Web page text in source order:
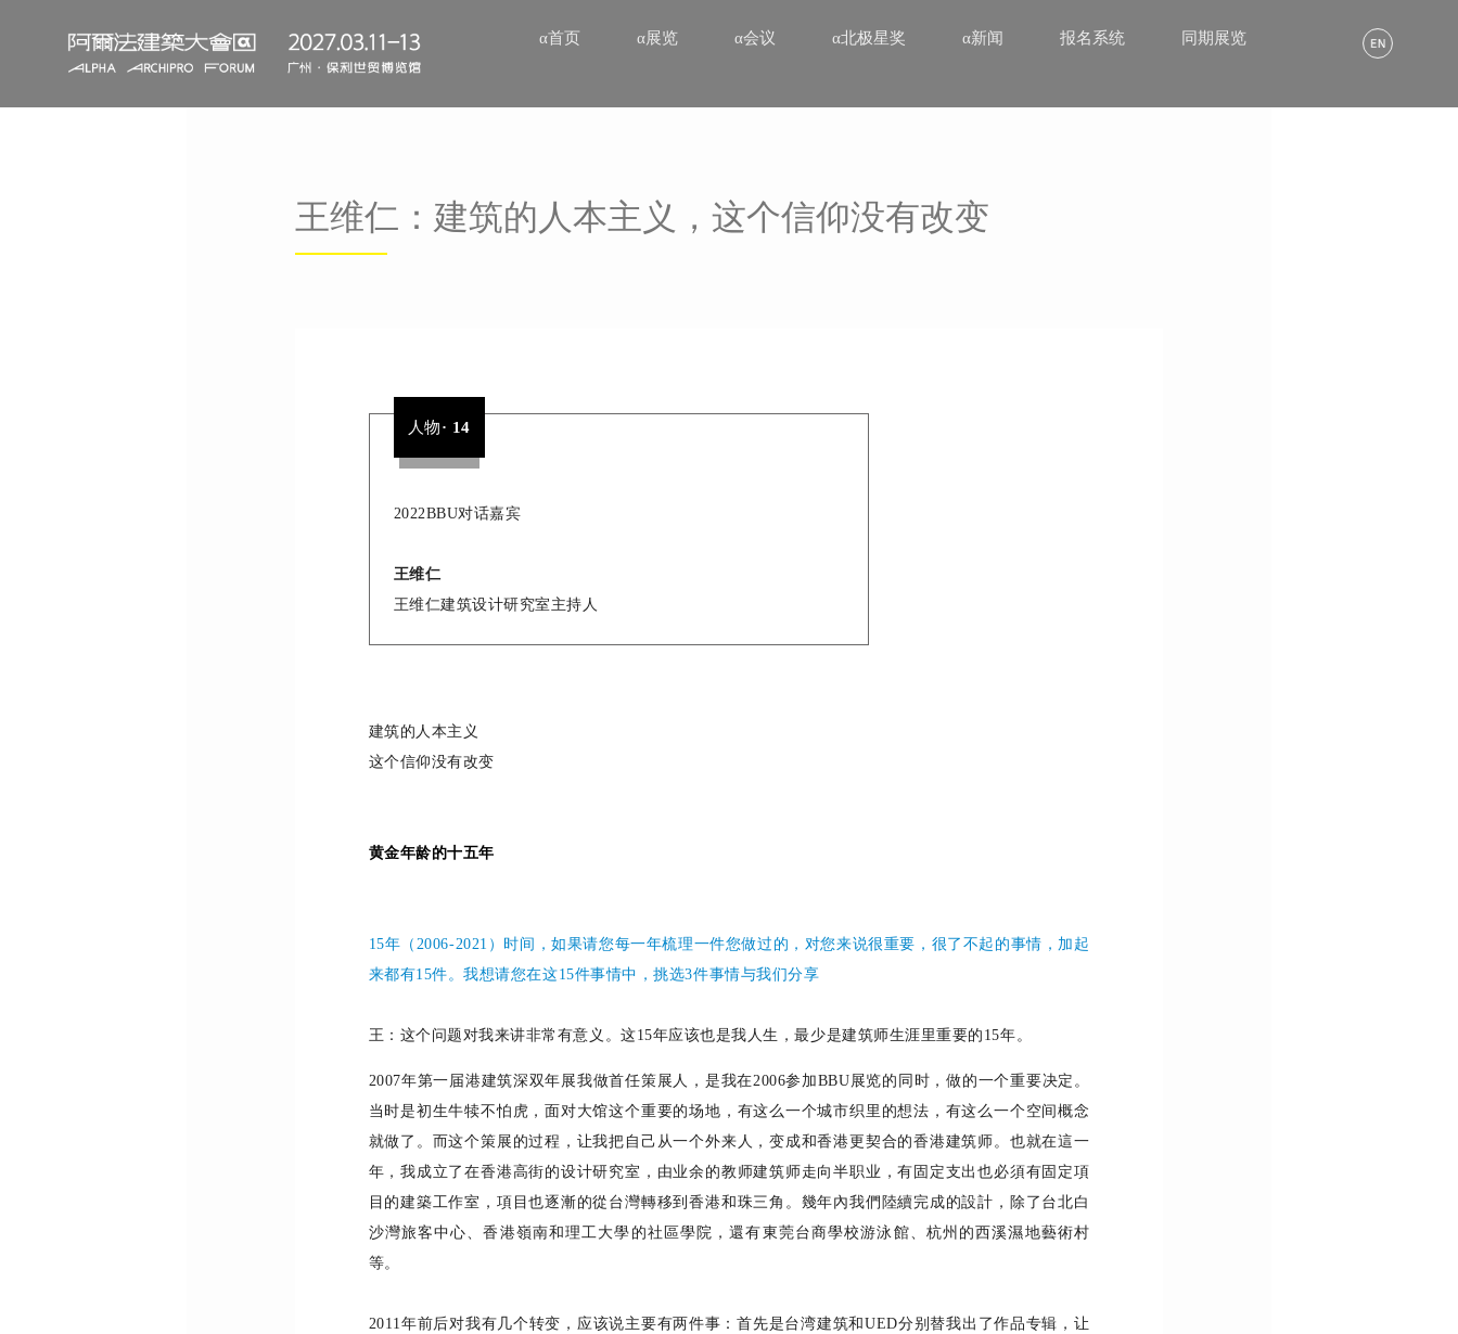
α首页 α展览 α会议 α北极星奖 α新闻 报名系统 同期展览
王维仁：建筑的人本主义，这个信仰没有改变
人物· 14
2022BBU对话嘉宾
王维仁
王维仁建筑设计研究室主持人
建筑的人本主义
这个信仰没有改变
黄金年龄的十五年
15年（2006-2021）时间，如果请您每一年梳理一件您做过的，对您来说很重要，很了不起的事情，加起
来都有15件。我想请您在这15件事情中，挑选3件事情与我们分享
王： 这个问题对我来讲非常有意义。这15年应该也是我人生，最少是建筑师生涯里重要的 15年。
2007年第一届港建筑深双年展我做首任策展人，是我在2006参加BBU展览的同时，做的一个重要决定。
当时是初生牛犊不怕虎，面对大馆这个重要的场地，有这么一个城市织里的想法，有这么一个空间概念
就做了。而这个策展的过程，让我把自己从一个外来人，变成和香港更契合的香港建筑师 。 也就在這一
年，我成立了在香港高街的设计研究室，由业余的教师建筑师走向半职业，有固定支出也必須有固定項
目的建築工作室，項目也逐漸的從台灣轉移到香港和珠三角。幾年內我們陸續完成的設計，除了台北白
沙灣旅客中心、香港嶺南和理工大學的社區學院，還有東莞台商學校游泳館、杭州的西溪濕地藝術村
等。
2011年前后对我有几个转变，应该说主要有两件事：首先是台湾建筑和UED分别替我出了作品专辑，让